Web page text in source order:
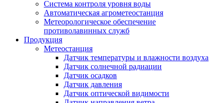
Система контроля уровня воды
Автоматическая агрометеостанция
Метеорологическое обеспечение
противолавинных служб
Продукция
Метеостанция
Датчик температуры и влажности воздуха
Датчик солнечной радиации
Датчик осадков
Датчик давления
Датчик оптической видимости